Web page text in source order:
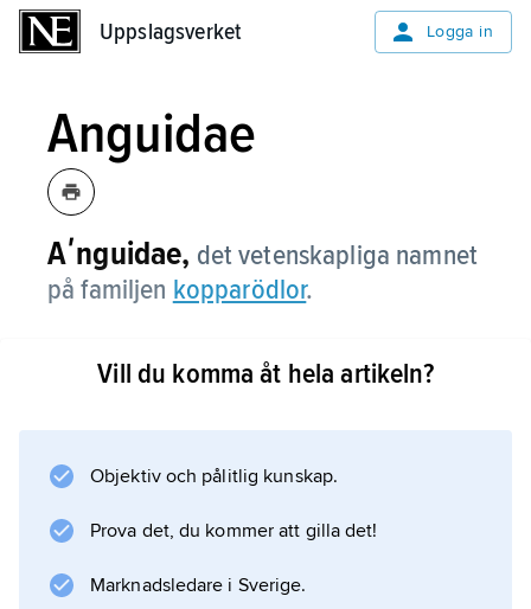
Uppslagsverket Logga in
Anguidae
Aʹnguidae, det vetenskapliga namnet
på familjen kopparödlor.
Vill du komma åt hela artikeln?
Objektiv och pålitlig kunskap.
Prova det, du kommer att gilla det!
Marknadsledare i Sverige.